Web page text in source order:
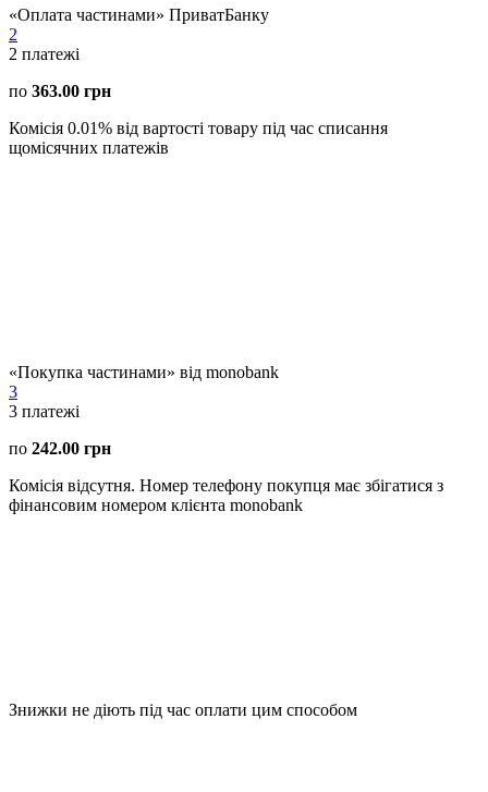
«Оплата частинами» ПриватБанку
2
2 платежі
по 363.00 грн
Комісія 0.01% від вартості товару під час списання
щомісячних платежів
«Покупка частинами» від monobank
3
3 платежі
по 242.00 грн
Комісія відсутня. Номер телефону покупця має збігатися з
фінансовим номером клієнта monobank
Знижки не діють під час оплати цим способом